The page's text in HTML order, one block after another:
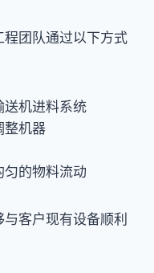
团队通过以下方式
机进料系统
整机器
的物料流动
客户现有设备顺利